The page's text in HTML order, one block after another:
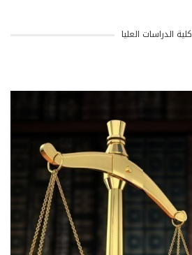
كلية الدراسات العليا